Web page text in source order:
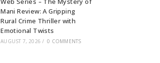
Mani Review: A Gripping
Rural Crime Thriller with
Emotional Twists
AUGUST 7, 2026 / 0 COMMENTS